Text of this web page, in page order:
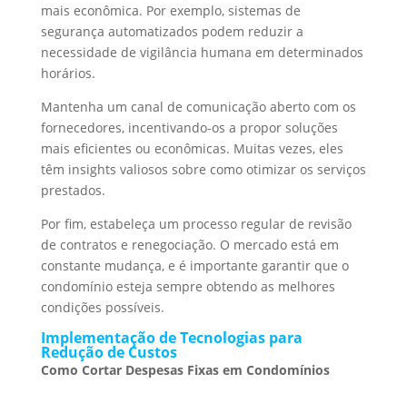
mais econômica. Por exemplo, sistemas de
segurança automatizados podem reduzir a
necessidade de vigilância humana em determinados
horários.
Mantenha um canal de comunicação aberto com os
fornecedores, incentivando-os a propor soluções
mais eficientes ou econômicas. Muitas vezes, eles
têm insights valiosos sobre como otimizar os serviços
prestados.
Por fim, estabeleça um processo regular de revisão
de contratos e renegociação. O mercado está em
constante mudança, e é importante garantir que o
condomínio esteja sempre obtendo as melhores
condições possíveis.
Implementação de Tecnologias para
Redução de Custos
Como Cortar Despesas Fixas em Condomínios